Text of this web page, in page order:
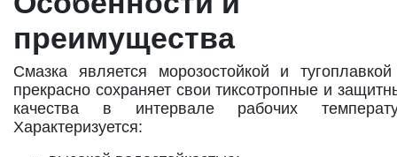
преимущества
Смазка является морозостойкой и
прекрасно сохраняет свои тиксотропные и
качества в интервале рабочих
Характеризуется: